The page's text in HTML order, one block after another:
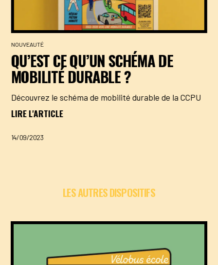
NOUVEAUTÉ
QU’EST CE QU’UN SCHÉMA DE
MOBILITÉ DURABLE ?
Découvrez le schéma de mobilité durable de la CCPU
LIRE L'ARTICLE
14/09/2023
LES AUTRES DISPOSITIFS